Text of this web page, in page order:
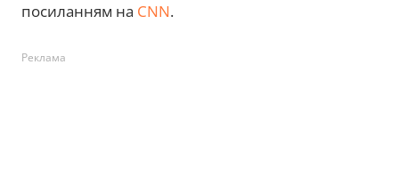
посиланням на CNN.
Реклама